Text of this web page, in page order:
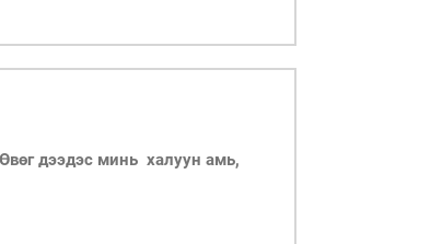
дээдэс минь халуун амь,